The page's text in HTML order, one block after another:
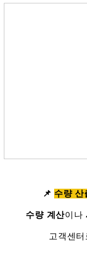
📌 수량 산
수량 계산이나
고객센